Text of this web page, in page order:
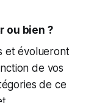
ou bien ?
et évolueront
de vos
de ce